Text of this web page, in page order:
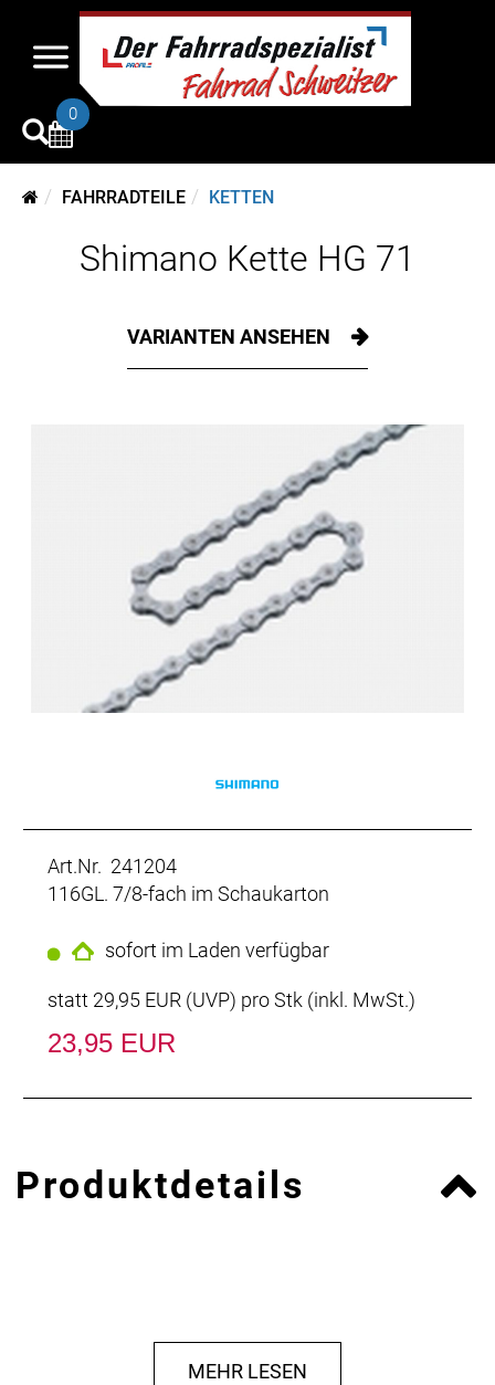
0
FAHRRADTEILE KETTEN
Shimano Kette HG 71
VARIANTEN ANSEHEN
Art.Nr. 241204
116GL. 7/8-fach im Schaukarton
sofort im Laden verfügbar
statt 29,95 EUR (UVP) pro Stk (inkl. MwSt.)
23,95 EUR
Produktdetails
MEHR LESEN